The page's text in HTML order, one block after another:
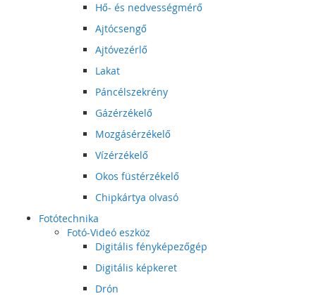
Hő- és nedvességmérő
Ajtócsengő
Ajtóvezérlő
Lakat
Páncélszekrény
Gázérzékelő
Mozgásérzékelő
Vízérzékelő
Okos füstérzékelő
Chipkártya olvasó
Fotótechnika
Fotó-Videó eszköz
Digitális fényképezőgép
Digitális képkeret
Drón